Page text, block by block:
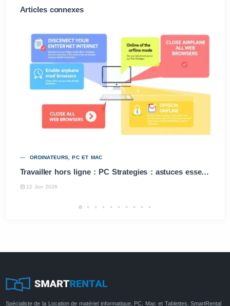
Articles connexes
ORDINATEURS, PC ET MAC
Travailler hors ligne : PC Strategies : astuces essentielles
22 Jun 2026
Spécialiste de la Location de matériel informatique, PC, Mac et Tablettes, SmartRental